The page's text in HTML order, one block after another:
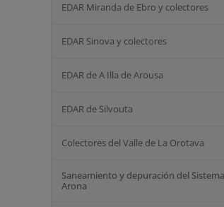
EDAR Miranda de Ebro y colectores
EDAR Sinova y colectores
EDAR de A Illa de Arousa
EDAR de Silvouta
Colectores del Valle de La Orotava
Saneamiento y depuración del
Arona